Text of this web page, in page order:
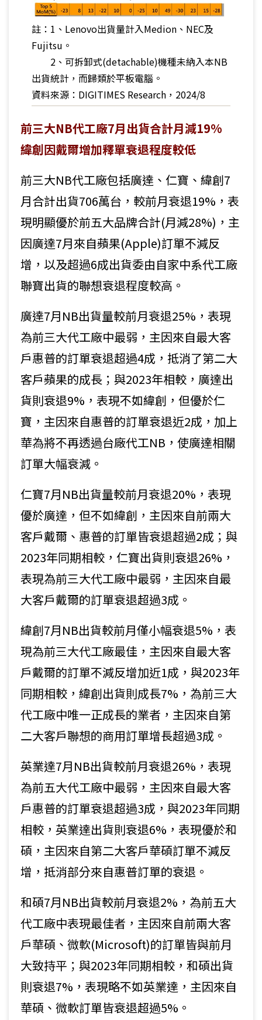
註：1、Lenovo出貨量計入Medion、NEC及
Fujitsu。
2、可拆卸式(detachable)機種未納入本NB
出貨統計，而歸類於平板電腦。
資料來源：DIGITIMES Research，2024/8
前三大NB代工廠7月出貨合計月減19%
緯創因戴爾增加釋單衰退程度較低
前三大NB代工廠包括廣達、仁寶、緯創7
月合計出貨706萬台，較前月衰退19%，表
現明顯優於前五大品牌合計(月減28%)，主
因廣達7月來自蘋果(Apple)訂單不減反
增，以及超過6成出貨委由自家中系代工廠
聯寶出貨的聯想衰退程度較高。
廣達7月NB出貨量較前月衰退25%，表現
為前三大代工廠中最弱，主因來自最大客
戶惠普的訂單衰退超過4成，抵消了第二大
客戶蘋果的成長；與2023年相較，廣達出
貨則衰退9%，表現不如緯創，但優於仁
寶，主因來自惠普的訂單衰退近2成，加上
華為將不再透過台廠代工NB，使廣達相關
訂單大幅衰減。
仁寶7月NB出貨量較前月衰退20%，表現
優於廣達，但不如緯創，主因來自前兩大
客戶戴爾、惠普的訂單皆衰退超過2成；與
2023年同期相較，仁寶出貨則衰退26%，
表現為前三大代工廠中最弱，主因來自最
大客戶戴爾的訂單衰退超過3成。
緯創7月NB出貨較前月僅小幅衰退5%，表
現為前三大代工廠最佳，主因來自最大客
戶戴爾的訂單不減反增加近1成，與2023年
同期相較，緯創出貨則成長7%，為前三大
代工廠中唯一正成長的業者，主因來自第
二大客戶聯想的商用訂單增長超過3成。
英業達7月NB出貨較前月衰退26%，表現
為前五大代工廠中最弱，主因來自最大客
戶惠普的訂單衰退超過3成，與2023年同期
相較，英業達出貨則衰退6%，表現優於和
碩，主因來自第二大客戶華碩訂單不減反
增，抵消部分來自惠普訂單的衰退。
和碩7月NB出貨較前月衰退2%，為前五大
代工廠中表現最佳者，主因來自前兩大客
戶華碩、微軟(Microsoft)的訂單皆與前月
大致持平；與2023年同期相較，和碩出貨
則衰退7%，表現略不如英業達，主因來自
華碩、微軟訂單皆衰退超過5%。